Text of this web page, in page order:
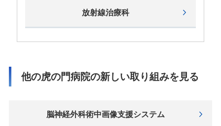
放射線治療科
他の虎の門病院の新しい取り組みを⾒る
脳神経外科術中画像支援システム